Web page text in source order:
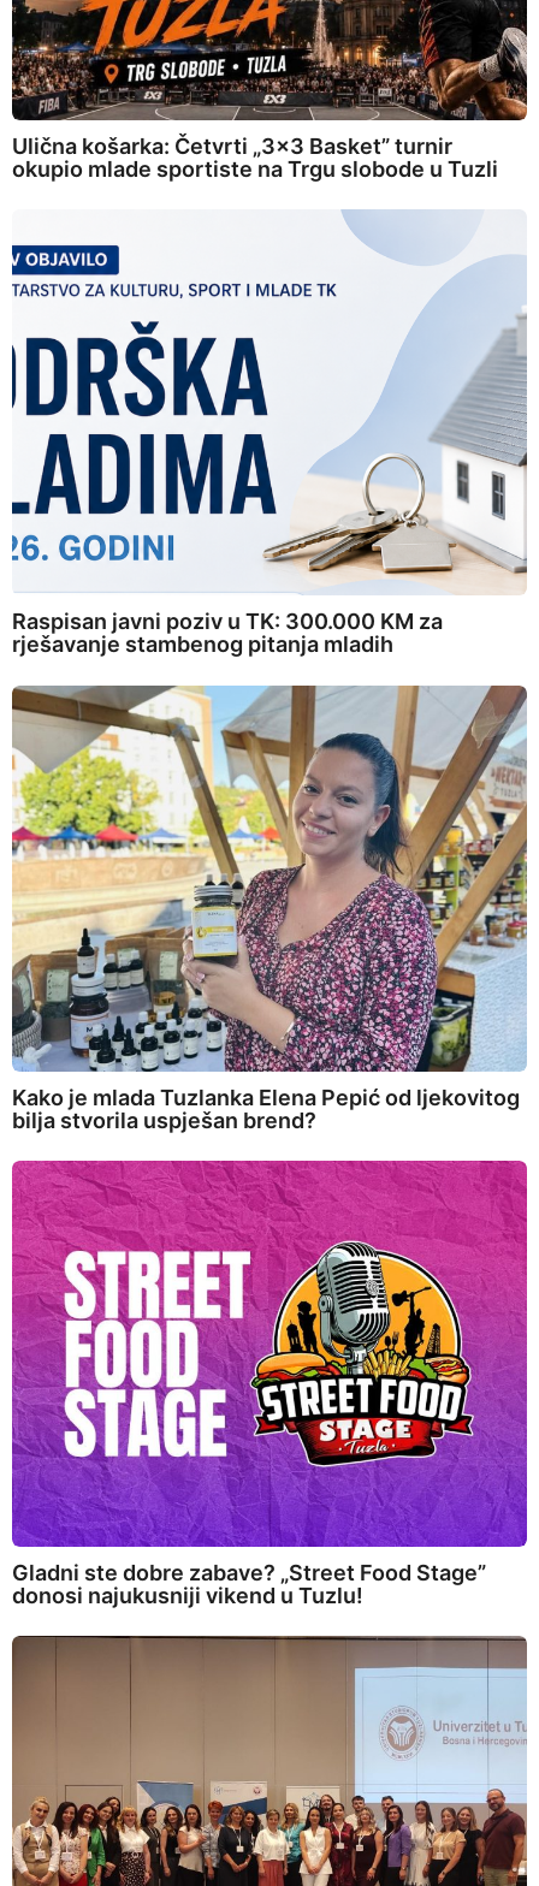
Ulična košarka: Četvrti „3×3 Basket” turnir
okupio mlade sportiste na Trgu slobode u Tuzli
Raspisan javni poziv u TK: 300.000 KM za
rješavanje stambenog pitanja mladih
Kako je mlada Tuzlanka Elena Pepić od ljekovitog
bilja stvorila uspješan brend?
Gladni ste dobre zabave? „Street Food Stage”
donosi najukusniji vikend u Tuzlu!